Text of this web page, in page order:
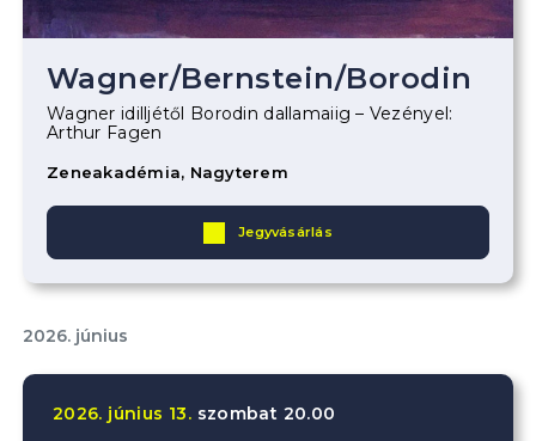
Wagner/Bernstein/Borodin
Wagner idilljétől Borodin dallamaiig – Vezényel:
Arthur Fagen
Zeneakadémia, Nagyterem
Jegyvásárlás
2026. június
2026. június 13. szombat 20.00